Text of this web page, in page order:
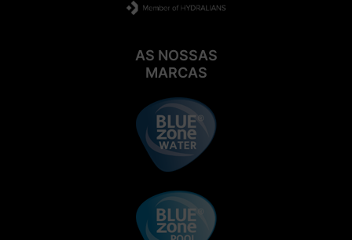
AS NOSSAS
MARCAS